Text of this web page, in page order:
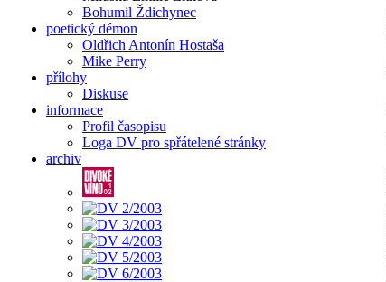
Bohumil Ždichynec
poetický démon
Oldřich Antonín Hostaša
Mike Perry
přílohy
Diskuse
informace
Profil časopisu
Loga DV pro spřátelené stránky
archiv